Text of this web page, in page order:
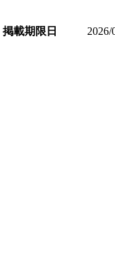
掲載期限日 2026/